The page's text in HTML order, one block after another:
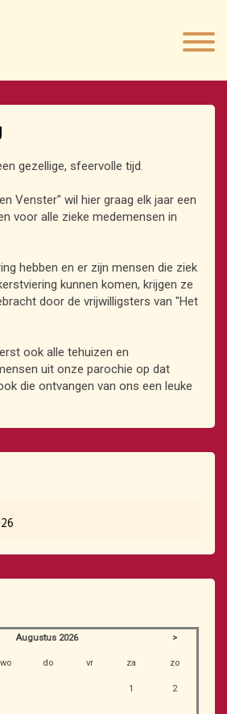
gezellige, sfeervolle tijd.
Venster" wil hier graag elk jaar een
voor alle zieke medemensen in
hebben en er zijn mensen die ziek
kunnen komen, krijgen ze
door de vrijwilligsters van "Het
ook alle tehuizen en
uit onze parochie op dat
die ontvangen van ons een leuke
Augustus 2026 >
wo do vr za zo
1 2